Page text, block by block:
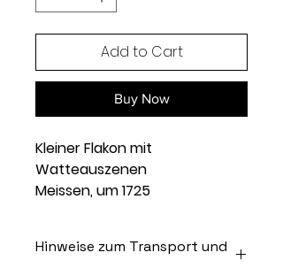
Add to Cart
Buy Now
Kleiner Flakon mit
Watteauszenen
Meissen, um 1725
Röhrenhals, Korpus im unteren
Hinweise zum Transport und